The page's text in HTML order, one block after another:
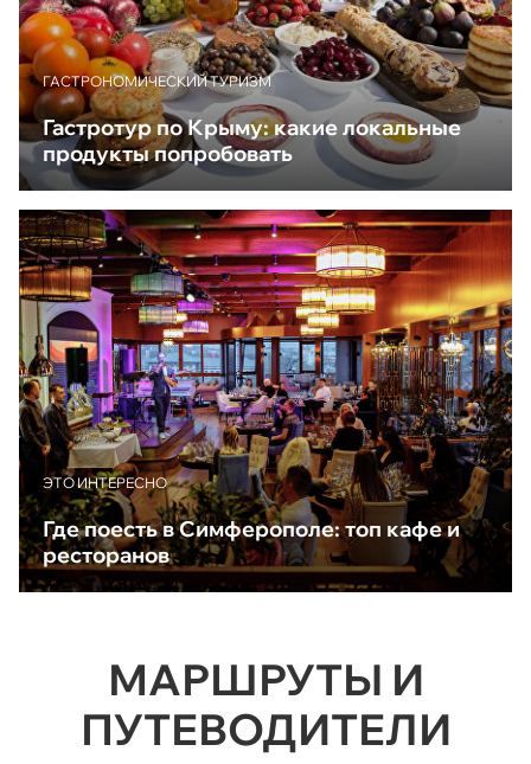
ГАСТРОНОМИЧЕСКИЙ ТУРИЗМ
Гастротур по Крыму: какие локальные
продукты попробовать
ЭТО ИНТЕРЕСНО
Где поесть в Симферополе: топ кафе и
ресторанов
МАРШРУТЫ И
ПУТЕВОДИТЕЛИ